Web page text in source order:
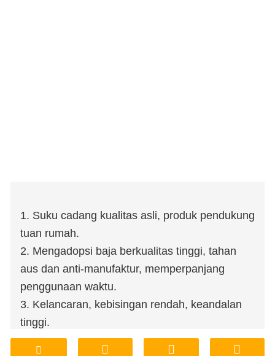
1. Suku cadang kualitas asli, produk pendukung
tuan rumah.
2. Mengadopsi baja berkualitas tinggi, tahan
aus dan anti-manufaktur, memperpanjang
penggunaan waktu.
3. Kelancaran, kebisingan rendah, keandalan
tinggi.
4. Toko pabrik, mendukung kustomisasi